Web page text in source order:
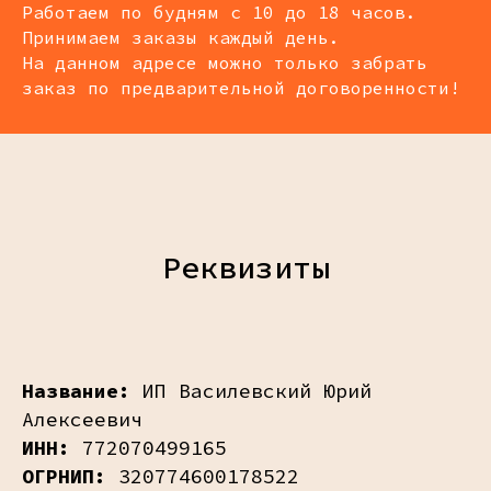
Работаем по будням с 10 до 18 часов.
Принимаем заказы каждый день.
На данном адресе можно только забрать
заказ по предварительной договоренности!
Реквизиты
Название:
ИП Василевский Юрий
Алексеевич
ИНН:
772070499165
ОГРНИП:
320774600178522